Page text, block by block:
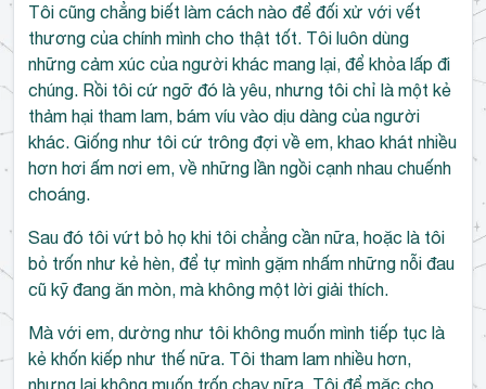
Tôi cũng chẳng biết làm cách nào để đối xử với vết
thương của chính mình cho thật tốt. Tôi luôn dùng
những cảm xúc của người khác mang lại, để khỏa lấp đi
chúng. Rồi tôi cứ ngỡ đó là yêu, nhưng tôi chỉ là một kẻ
thảm hại tham lam, bám víu vào dịu dàng của người
khác. Giống như tôi cứ trông đợi về em, khao khát nhiều
hơn hơi ấm nơi em, về những lần ngồi cạnh nhau chuếnh
choáng.
Sau đó tôi vứt bỏ họ khi tôi chẳng cần nữa, hoặc là tôi
bỏ trốn như kẻ hèn, để tự mình gặm nhấm những nỗi đau
cũ kỹ đang ăn mòn, mà không một lời giải thích.
Mà với em, dường như tôi không muốn mình tiếp tục là
kẻ khốn kiếp như thế nữa. Tôi tham lam nhiều hơn,
nhưng lại không muốn trốn chạy nữa. Tôi để mặc cho